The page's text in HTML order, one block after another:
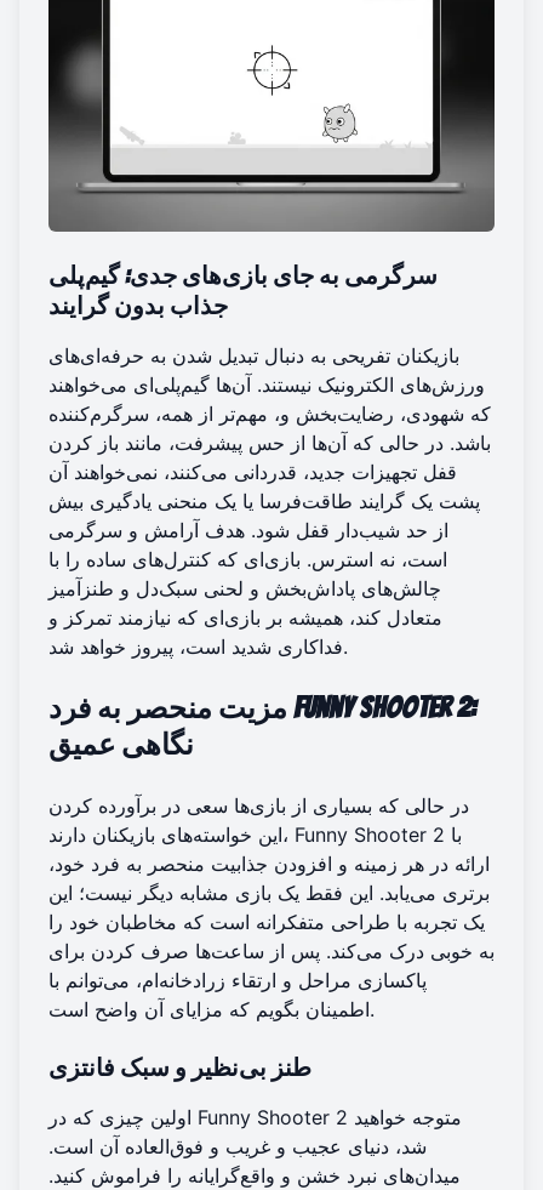
سرگرمی به جای بازی‌های جدی: گیم‌پلی
جذاب بدون گرایند
بازیکنان تفریحی به دنبال تبدیل شدن به حرفه‌ای‌های
ورزش‌های الکترونیک نیستند. آن‌ها گیم‌پلی‌ای می‌خواهند
که شهودی، رضایت‌بخش و، مهم‌تر از همه، سرگرم‌کننده
باشد. در حالی که آن‌ها از حس پیشرفت، مانند باز کردن
قفل تجهیزات جدید، قدردانی می‌کنند، نمی‌خواهند آن
پشت یک گرایند طاقت‌فرسا یا یک منحنی یادگیری بیش
از حد شیب‌دار قفل شود. هدف آرامش و سرگرمی
است، نه استرس. بازی‌ای که کنترل‌های ساده را با
چالش‌های پاداش‌بخش و لحنی سبک‌دل و طنزآمیز
متعادل کند، همیشه بر بازی‌ای که نیازمند تمرکز و
فداکاری شدید است، پیروز خواهد شد.
مزیت منحصر به فرد Funny Shooter 2:
نگاهی عمیق
در حالی که بسیاری از بازی‌ها سعی در برآورده کردن
این خواسته‌های بازیکنان دارند، Funny Shooter 2 با
ارائه در هر زمینه و افزودن جذابیت منحصر به فرد خود،
برتری می‌یابد. این فقط یک بازی مشابه دیگر نیست؛ این
یک تجربه با طراحی متفکرانه است که مخاطبان خود را
به خوبی درک می‌کند. پس از ساعت‌ها صرف کردن برای
پاکسازی مراحل و ارتقاء زرادخانه‌ام، می‌توانم با
اطمینان بگویم که مزایای آن واضح است.
طنز بی‌نظیر و سبک فانتزی
اولین چیزی که در Funny Shooter 2 متوجه خواهید
شد، دنیای عجیب و غریب و فوق‌العاده آن است.
میدان‌های نبرد خشن و واقع‌گرایانه را فراموش کنید.